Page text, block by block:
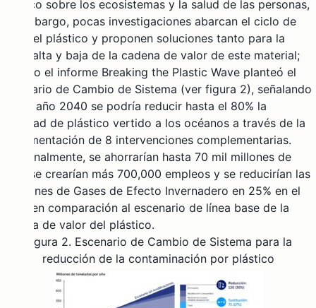
plástico sobre los ecosistemas y la salud de las personas,
sin embargo, pocas investigaciones abarcan el ciclo de
vida del plástico y proponen soluciones tanto para la
parte alta y baja de la cadena de valor de este material;
Por ello el informe Breaking the Plastic Wave planteó el
Escenario de Cambio de Sistema (ver figura 2), señalando
que al año 2040 se podría reducir hasta el 80% la
cantidad de plástico vertido a los océanos a través de la
implementación de 8 intervenciones complementarias.
Adicionalmente, se ahorrarían hasta 70 mil millones de
USD, se crearían más 700,000 empleos y se reducirían las
emisiones de Gases de Efecto Invernadero en 25% en el
2040 en comparación al escenario de línea base de la
cadena de valor del plástico.
Figura 2. Escenario de Cambio de Sistema para la
reducción de la contaminación por plástico